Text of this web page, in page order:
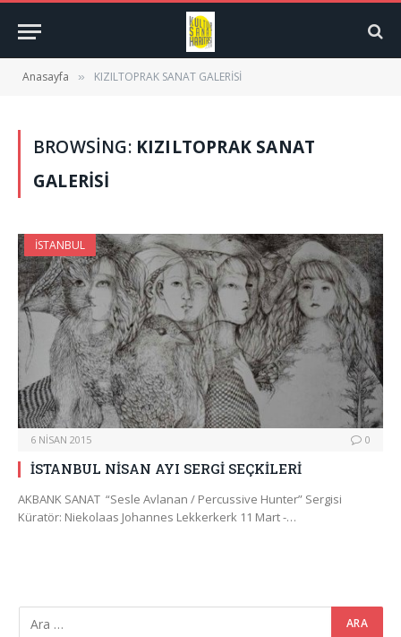
Anasayfa » KIZILTOPRAK SANAT GALERİSİ
BROWSING: KIZILTOPRAK SANAT
GALERİSİ
İSTANBUL
6 NISAN 2015 0
İSTANBUL NİSAN AYI SERGİ SEÇKİLERİ
AKBANK SANAT “Sesle Avlanan / Percussive Hunter” Sergisi
Küratör: Niekolaas Johannes Lekkerkerk 11 Mart -…